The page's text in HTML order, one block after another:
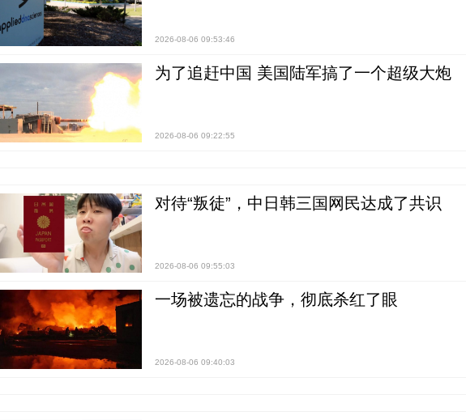
2026-08-06 09:53:46
为了追赶中国 美国陆军搞了一个超级大炮
2026-08-06 09:22:55
对待“叛徒”，中日韩三国网民达成了共识
2026-08-06 09:55:03
一场被遗忘的战争，彻底杀红了眼
2026-08-06 09:40:03